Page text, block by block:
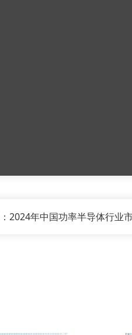
2024年中国功率半导体行业